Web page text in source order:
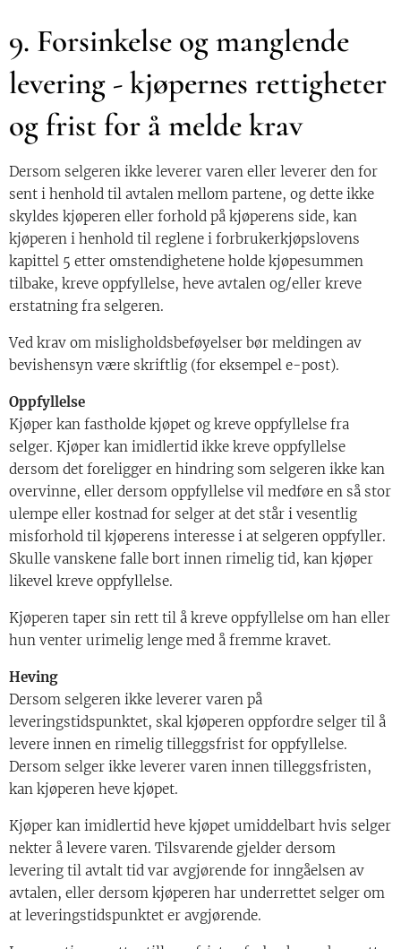
9. Forsinkelse og manglende
levering - kjøpernes rettigheter
og frist for å melde krav
Dersom selgeren ikke leverer varen eller leverer den for
sent i henhold til avtalen mellom partene, og dette ikke
skyldes kjøperen eller forhold på kjøperens side, kan
kjøperen i henhold til reglene i forbrukerkjøpslovens
kapittel 5 etter omstendighetene holde kjøpesummen
tilbake, kreve oppfyllelse, heve avtalen og/eller kreve
erstatning fra selgeren.
Ved krav om misligholdsbeføyelser bør meldingen av
bevishensyn være skriftlig (for eksempel e-post).
Oppfyllelse
Kjøper kan fastholde kjøpet og kreve oppfyllelse fra
selger. Kjøper kan imidlertid ikke kreve oppfyllelse
dersom det foreligger en hindring som selgeren ikke kan
overvinne, eller dersom oppfyllelse vil medføre en så stor
ulempe eller kostnad for selger at det står i vesentlig
misforhold til kjøperens interesse i at selgeren oppfyller.
Skulle vanskene falle bort innen rimelig tid, kan kjøper
likevel kreve oppfyllelse.
Kjøperen taper sin rett til å kreve oppfyllelse om han eller
hun venter urimelig lenge med å fremme kravet.
Heving
Dersom selgeren ikke leverer varen på
leveringstidspunktet, skal kjøperen oppfordre selger til å
levere innen en rimelig tilleggsfrist for oppfyllelse.
Dersom selger ikke leverer varen innen tilleggsfristen,
kan kjøperen heve kjøpet.
Kjøper kan imidlertid heve kjøpet umiddelbart hvis selger
nekter å levere varen. Tilsvarende gjelder dersom
levering til avtalt tid var avgjørende for inngåelsen av
avtalen, eller dersom kjøperen har underrettet selger om
at leveringstidspunktet er avgjørende.